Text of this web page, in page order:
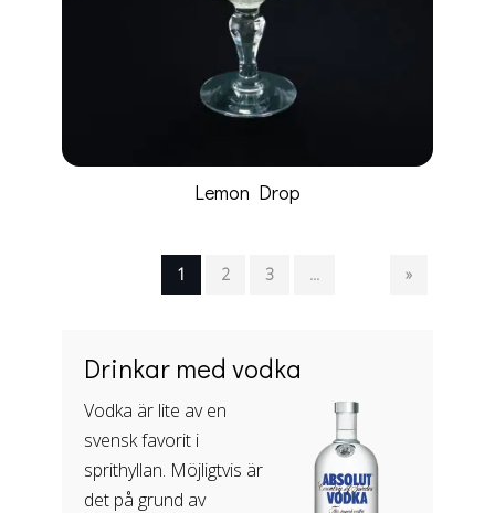
Lemon Drop
1 2 3 ... »
Drinkar med vodka
Vodka är lite av en
svensk favorit i
sprithyllan. Möjligtvis är
det på grund av